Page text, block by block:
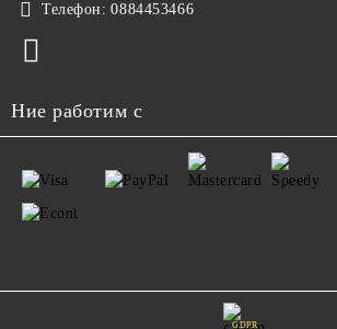
Телефон: 0884453466
Ние работим с
GDPR